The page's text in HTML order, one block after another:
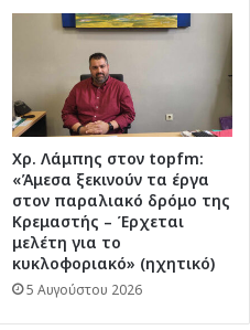
Χρ. Λάμπης στον topfm:
«Άμεσα ξεκινούν τα έργα
στον παραλιακό δρόμο της
Κρεμαστής – Έρχεται
μελέτη για το
κυκλοφοριακό» (ηχητικό)
5 Αυγούστου 2026